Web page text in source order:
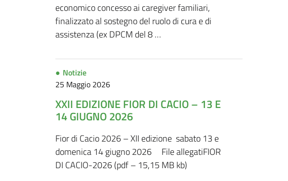
economico concesso ai caregiver familiari,
finalizzato al sostegno del ruolo di cura e di
assistenza (ex DPCM del 8 …
Notizie
25 Maggio 2026
XXII EDIZIONE FIOR DI CACIO – 13 E
14 GIUGNO 2026
Fior di Cacio 2026 – XII edizione sabato 13 e
domenica 14 giugno 2026 File allegatiFIOR
DI CACIO-2026 (pdf – 15,15 MB kb)